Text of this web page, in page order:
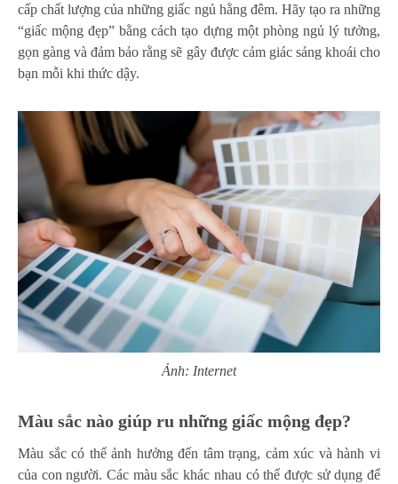
cấp chất lượng của những giấc ngủ hằng đêm. Hãy tạo ra những
“giấc mộng đẹp” bằng cách tạo dựng một phòng ngủ lý tưởng,
gọn gàng và đảm bảo rằng sẽ gây được cảm giác sảng khoái cho
bạn mỗi khi thức dậy.
Ảnh: Internet
Màu sắc nào giúp ru những giấc mộng đẹp?
Màu sắc có thể ảnh hưởng đến tâm trạng, cảm xúc và hành vi
của con người. Các màu sắc khác nhau có thể được sử dụng để